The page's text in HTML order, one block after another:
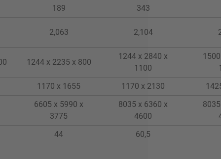
189 343
2,063 2,104
1244 x 2235 x 800
1244 x 2840 x
1100
1170 x 1655 1170 x 2130
6605 x 5990 x
3775
8035 x 6360 x
4600
44 60,5